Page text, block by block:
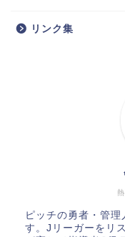
リンク集
ピッチの勇者・管
す。Jリーガーをリ